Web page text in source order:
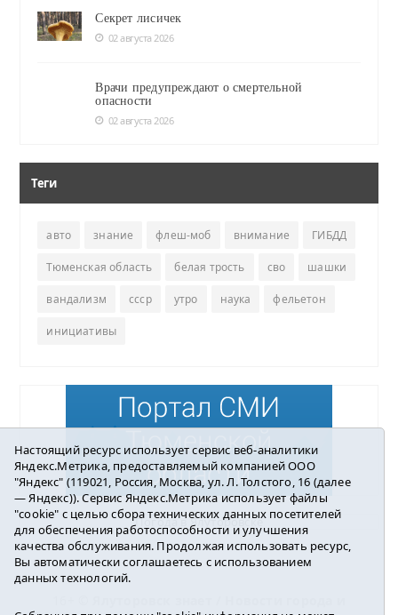
Секрет лисичек
02 августа 2026
Врачи предупреждают о смертельной
опасности
02 августа 2026
Теги
авто знание флеш-моб внимание ГИБДД
Тюменская область белая трость сво шашки
вандализм ссср утро наука фельетон
инициативы
Погода в Ялуторовске
Настоящий ресурс использует сервис веб-аналитики
Яндекс.Метрика, предоставляемый компанией ООО
"Яндекс" (119021, Россия, Москва, ул. Л. Толстого, 16 (далее
— Яндекс)). Сервис Яндекс.Метрика использует файлы
"cookie" с целью сбора технических данных посетителей
для обеспечения работоспособности и улучшения
качества обслуживания. Продолжая использовать ресурс,
Вы автоматически соглашаетесь с использованием
данных технологий.